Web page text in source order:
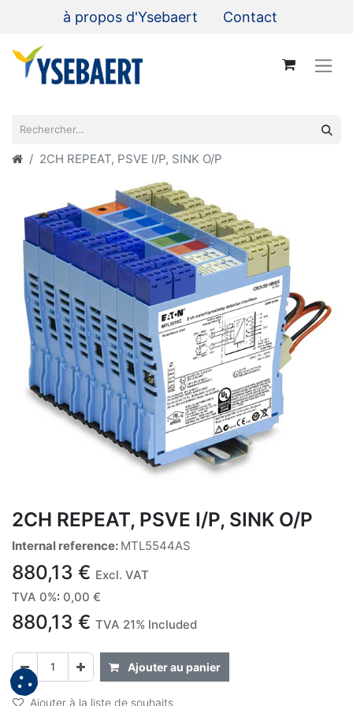
à propos d'Ysebaert Contact
2CH REPEAT, PSVE I/P, SINK O/P
2CH REPEAT, PSVE I/P, SINK O/P
Internal reference: MTL5544AS
880,13 € Excl. VAT
TVA 0%: 0,00 €
880,13 € TVA 21% Included
Ajouter au panier
Ajouter à la liste de souhaits